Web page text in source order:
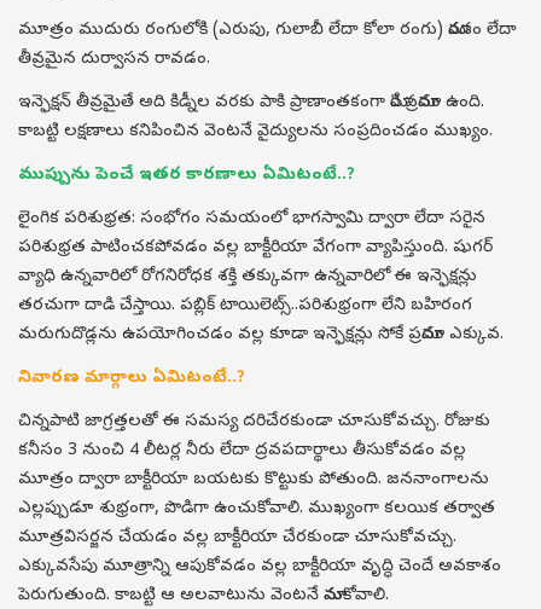
మూత్రం ముదురు రంగులోకి (ఎరుపు, గులాబీ లేదా కోలా రంగు) మారడం లేదా
తీవ్రమైన దుర్వాసన రావడం.
ఇన్ఫెక్షన్ తీవ్రమైతే అది కిడ్నీల వరకు పాకి ప్రాణాంతకంగా మారే ప్రమాదం ఉంది.
కాబట్టి లక్షణాలు కనిపించిన వెంటనే వైద్యులను సంప్రదించడం ముఖ్యం.
ముప్పును పెంచే ఇతర కారణాలు ఏమిటంటే..?
లైంగిక పరిశుభ్రత: సంభోగం సమయంలో భాగస్వామి ద్వారా లేదా సరైన
పరిశుభ్రత పాటించకపోవడం వల్ల బాక్టీరియా వేగంగా వ్యాపిస్తుంది. షుగర్
వ్యాధి ఉన్నవారిలో రోగనిరోధక శక్తి తక్కువగా ఉన్నవారిలో ఈ ఇన్ఫెక్షన్లు
తరచుగా దాడి చేస్తాయి. పబ్లిక్ టాయిలెట్స్..పరిశుభ్రంగా లేని బహిరంగ
మరుగుదొడ్లను ఉపయోగించడం వల్ల కూడా ఇన్ఫెక్షన్లు సోకే ప్రమాదం ఎక్కువ.
నివారణ మార్గాలు ఏమిటంటే..?
చిన్నపాటి జాగ్రత్తలతో ఈ సమస్య దరిచేరకుండా చూసుకోవచ్చు. రోజుకు
కనీసం 3 నుంచి 4 లీటర్ల నీరు లేదా ద్రవపదార్థాలు తీసుకోవడం వల్ల
మూత్రం ద్వారా బాక్టీరియా బయటకు కొట్టుకు పోతుంది. జననాంగాలను
ఎల్లప్పుడూ శుభ్రంగా, పొడిగా ఉంచుకోవాలి. ముఖ్యంగా కలయిక తర్వాత
మూత్రవిసర్జన చేయడం వల్ల బాక్టీరియా చేరకుండా చూసుకోవచ్చు.
ఎక్కువసేపు మూత్రాన్ని ఆపుకోవడం వల్ల బాక్టీరియా వృద్ధి చెందే అవకాశం
పెరుగుతుంది. కాబట్టి ఆ అలవాటును వెంటనే మానుకోవాలి.